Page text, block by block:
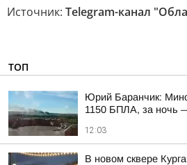
Источник: Telegram-канал
ТОП
Юрий Баранчик:
1150 БПЛА, за ночь
12:03
В новом сквере